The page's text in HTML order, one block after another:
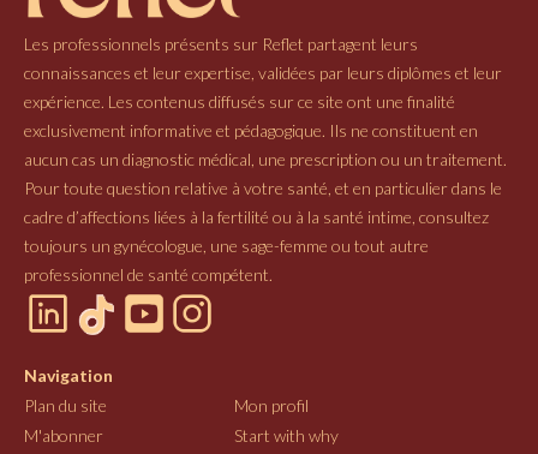
Les professionnels présents sur Reflet partagent leurs
connaissances et leur expertise, validées par leurs diplômes et leur
expérience. Les contenus diffusés sur ce site ont une finalité
exclusivement informative et pédagogique. Ils ne constituent en
aucun cas un diagnostic médical, une prescription ou un traitement.
Pour toute question relative à votre santé, et en particulier dans le
cadre d’affections liées à la fertilité ou à la santé intime, consultez
toujours un gynécologue, une sage-femme ou tout autre
professionnel de santé compétent.
Navigation
Plan du site
Mon profil
M'abonner
Start with why